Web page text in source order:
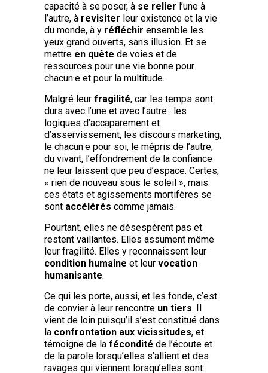
capacité à se poser, à se relier l’une à
l’autre, à revisiter leur existence et la vie
du monde, à y réfléchir ensemble les
yeux grand ouverts, sans illusion. Et se
mettre en quête de voies et de
ressources pour une vie bonne pour
chacun·e et pour la multitude.
Malgré leur fragilité, car les temps sont
durs avec l’une et avec l’autre : les
logiques d’accaparement et
d’asservissement, les discours marketing,
le chacun·e pour soi, le mépris de l’autre,
du vivant, l’effondrement de la confiance
ne leur laissent que peu d’espace. Certes,
« rien de nouveau sous le soleil », mais
ces états et agissements mortifères se
sont accélérés comme jamais.
Pourtant, elles ne désespèrent pas et
restent vaillantes. Elles assument même
leur fragilité. Elles y reconnaissent leur
condition humaine et leur vocation
humanisante.
Ce qui les porte, aussi, et les fonde, c’est
de convier à leur rencontre un tiers. Il
vient de loin puisqu’il s’est constitué dans
la confrontation aux vicissitudes, et
témoigne de la fécondité de l’écoute et
de la parole lorsqu’elles s’allient et des
ravages qui viennent lorsqu’elles sont